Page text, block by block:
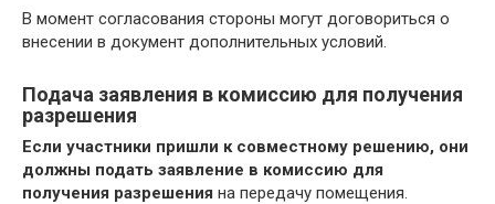
В момент согласования стороны могут договориться о
внесении в документ дополнительных условий.
Подача заявления в комиссию для получения
разрешения
Если участники пришли к совместному решению, они
должны подать заявление в комиссию для
получения разрешения на передачу помещения.